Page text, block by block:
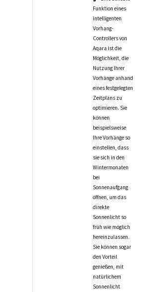
Funktion eines
intelligenten
Vorhang-
Controllers von
Aqara ist die
Möglichkeit, die
Nutzung Ihrer
Vorhänge anhand
eines festgelegten
Zeitplans zu
optimieren. Sie
können
beispielsweise
Ihre Vorhänge so
einstellen, dass
sie sich in den
Wintermonaten
bei
Sonnenaufgang
öffnen, um das
direkte
Sonnenlicht so
früh wie möglich
hereinzulassen.
Sie können sogar
den Vorteil
genießen, mit
natürlichem
Sonnenlicht